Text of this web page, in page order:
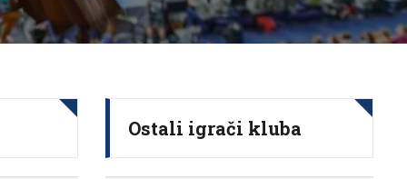
Ostali igrači kluba